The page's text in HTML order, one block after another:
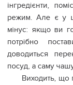
інгредієнти,
режим. Але є у
мінус: якщо ви
потрібно
доводиться
посуд, а саму
Виходить, що